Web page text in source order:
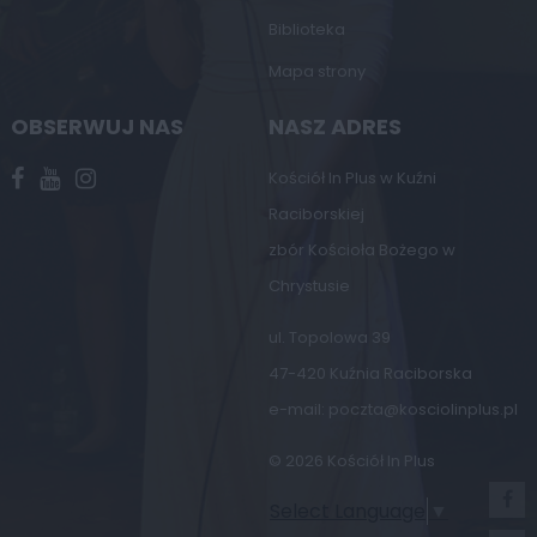
Biblioteka
Mapa strony
OBSERWUJ NAS NASZ ADRES
Kościół In Plus w Kuźni
Raciborskiej
zbór Kościoła Bożego w
Chrystusie
ul. Topolowa 39
47-420 Kuźnia Raciborska
e-mail: poczta@kosciolinplus.pl
© 2026 Kościół In Plus